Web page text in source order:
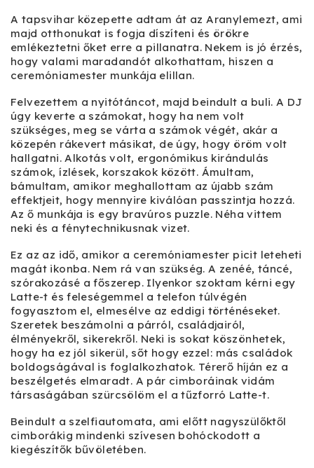
A tapsvihar közepette adtam át az Aranylemezt, ami
majd otthonukat is fogja díszíteni és örökre
emlékeztetni őket erre a pillanatra. Nekem is jó érzés,
hogy valami maradandót alkothattam, hiszen a
ceremóniamester munkája elillan.
Felvezettem a nyitótáncot, majd beindult a buli. A DJ
úgy keverte a számokat, hogy ha nem volt
szükséges, meg se várta a számok végét, akár a
közepén rákevert másikat, de úgy, hogy öröm volt
hallgatni. Alkotás volt, ergonómikus kirándulás
számok, ízlések, korszakok között. Ámultam,
bámultam, amikor meghallottam az újabb szám
effektjeit, hogy mennyire kiválóan passzintja hozzá.
Az ő munkája is egy bravúros puzzle. Néha vittem
neki és a fénytechnikusnak vizet.
Ez az az idő, amikor a ceremóniamester picit leteheti
magát ikonba. Nem rá van szükség. A zenéé, táncé,
szórakozásé a főszerep. Ilyenkor szoktam kérni egy
Latte-t és feleségemmel a telefon túlvégén
fogyasztom el, elmesélve az eddigi történéseket.
Szeretek beszámolni a párról, családjairól,
élményekről, sikerekről. Neki is sokat köszönhetek,
hogy ha ez jól sikerül, sőt hogy ezzel: más családok
boldogságával is foglalkozhatok. Térerő híján ez a
beszélgetés elmaradt. A pár cimboráinak vidám
társaságában szürcsölöm el a tűzforró Latte-t.
Beindult a szelfiautomata, ami előtt nagyszülőktől
cimborákig mindenki szívesen bohóckodott a
kiegészítők bűvöletében.